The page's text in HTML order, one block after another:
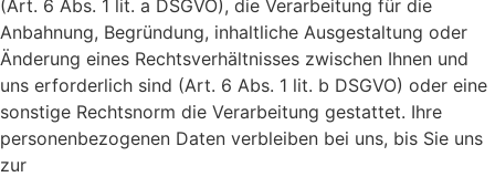
(Art. 6 Abs. 1 lit. a DSGVO), die Verarbeitung für die
Anbahnung, Begründung, inhaltliche Ausgestaltung oder
Änderung eines Rechtsverhältnisses zwischen Ihnen und
uns erforderlich sind (Art. 6 Abs. 1 lit. b DSGVO) oder eine
sonstige Rechtsnorm die Verarbeitung gestattet. Ihre
personenbezogenen Daten verbleiben bei uns, bis Sie uns
zur